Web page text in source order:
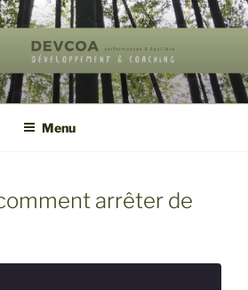
de vie
Menu
arrêter de